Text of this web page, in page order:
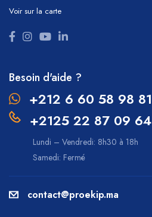
Voir sur la carte
Besoin d'aide ?
+212 6 60 58 98 81
+2125 22 87 09 64
Lundi – Vendredi: 8h30 à 18h
Samedi: Fermé
contact@proekip.ma